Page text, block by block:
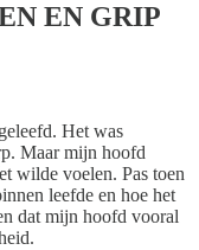
EN GRIP
Het was
Maar mijn hoofd
wilde voelen. Pas toen
leefde en hoe het
dat mijn hoofd vooral